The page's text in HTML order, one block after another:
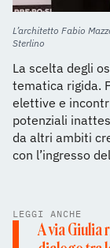
L’architetto Fabio
Sterlino
La scelta degli
tematica rigida.
elettive e
potenziali
da altri ambiti
con l’ingresso
LEGGI ANCHE
A via Giulia